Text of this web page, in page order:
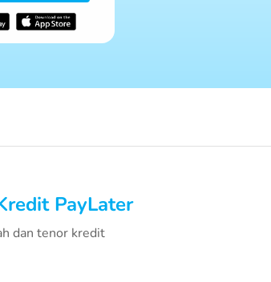
PayLater
dan tenor kredit